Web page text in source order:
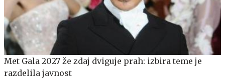
Met Gala 2027 že zdaj dviguje prah: izbira teme je
razdelila javnost